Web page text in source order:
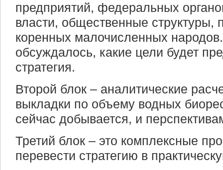
предприятий, федеральных
власти, общественные структуры,
коренных малочисленных
обсуждалось, какие цели будет
стратегия.
Второй блок – аналитические
выкладки по объему водных
сейчас добывается, и
Третий блок – это комплексные
перевести стратегию в